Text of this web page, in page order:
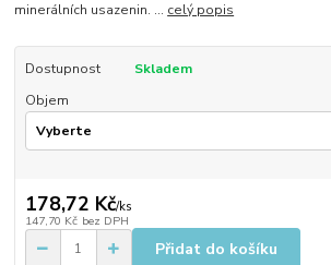
minerálních usazenin. ... celý popis
Dostupnost
Skladem
Objem
178,72 Kč/ks
147,70 Kč bez DPH
Přidat do košíku